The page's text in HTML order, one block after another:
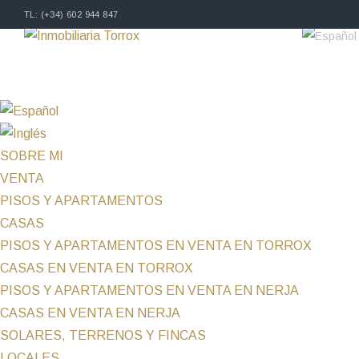
TL: (+34) 602 944 847
SOBRE MI
VENTA
PISOS Y APARTAMENTOS
CASAS
PISOS Y APARTAMENTOS EN VENTA EN TORROX
CASAS EN VENTA EN TORROX
PISOS Y APARTAMENTOS EN VENTA EN NERJA
CASAS EN VENTA EN NERJA
SOLARES, TERRENOS Y FINCAS